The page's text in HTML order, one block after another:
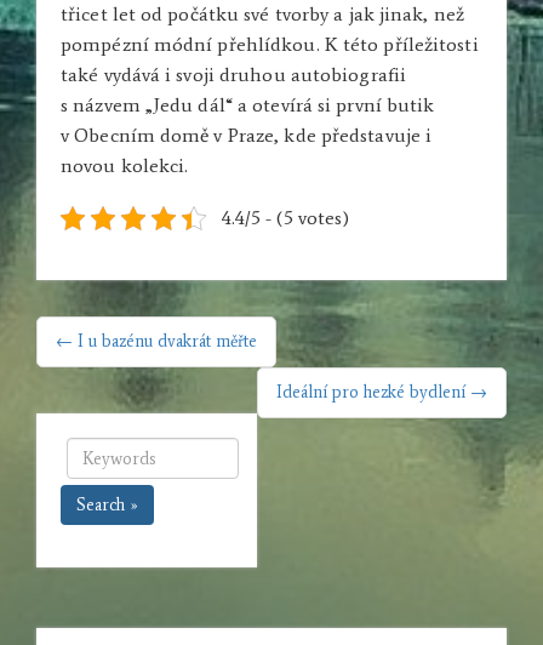
třicet let od počátku své tvorby a jak jinak, než
pompézní módní přehlídkou. K této příležitosti
také vydává i svoji druhou autobiografii
s názvem „Jedu dál“ a otevírá si první butik
v Obecním domě v Praze, kde představuje i
novou kolekci.
4.4/5 - (5 votes)
NAVIGACE
PRO
PŘÍSPĚVEK
← I u bazénu dvakrát měřte
Ideální pro hezké bydlení →
Search »